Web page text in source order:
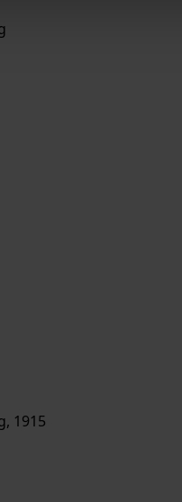
1915